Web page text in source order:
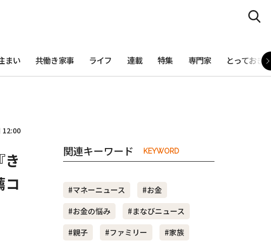
まい 共働き家事 ライフ 連載 特集 専門家 とっておき
12:00
き
コ
関連キーワード KEYWORD
#マネーニュース
#お金
#お金の悩み
#まなびニュース
#親子
#ファミリー #家族